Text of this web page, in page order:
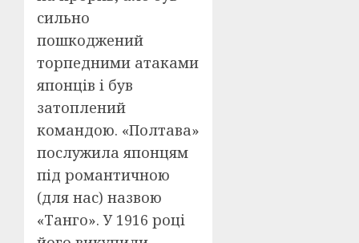
сильно
пошкоджений
торпедними атаками
японців і був
затоплений
командою. «Полтава»
послужила японцям
під романтичною
(для нас) назвою
«Танго». У 1916 році